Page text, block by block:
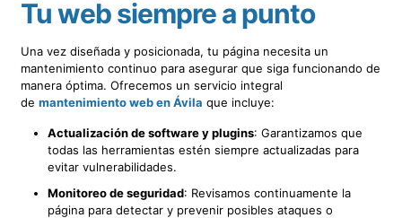
Tu web siempre a punto
Una vez diseñada y posicionada, tu página necesita un
mantenimiento continuo para asegurar que siga funcionando de
manera óptima. Ofrecemos un servicio integral
demantenimiento web en Ávila que incluye:
Actualización de software y plugins: Garantizamos que
todas las herramientas estén siempre actualizadas para
evitar vulnerabilidades.
Monitoreo de seguridad: Revisamos continuamente la
página para detectar y prevenir posibles ataques o